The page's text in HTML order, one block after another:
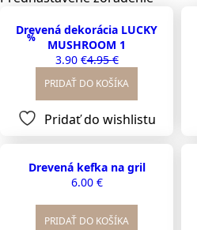
%
Drevená dekorácia LUCKY
MUSHROOM 1
4.95€
Original
price
4.95 €.
3.90 €Current
price
3.90 €.
PRIDAŤ DO KOŠÍKA
Pridať do wishlistu
Drevená kefka na gril
6.00 €
PRIDAŤ DO KOŠÍKA